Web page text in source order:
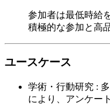
参加者は最低時給
積極的な参加と高
ユースケース
学術・行動研究 :
により、アンケー